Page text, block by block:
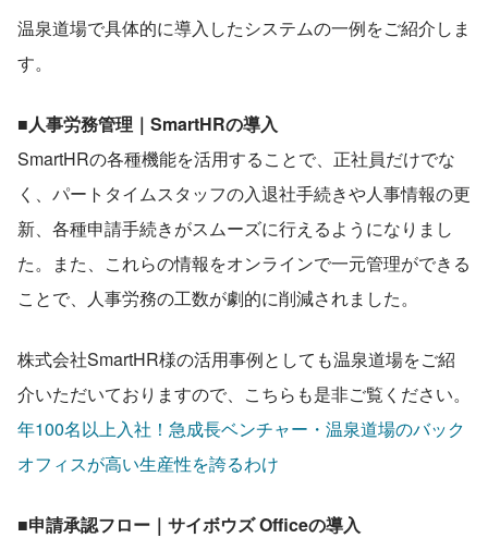
温泉道場で具体的に導入したシステムの一例をご紹介しま
す。
■人事労務管理｜SmartHRの導入
SmartHRの各種機能を活用することで、正社員だけでな
く、パートタイムスタッフの入退社手続きや人事情報の更
新、各種申請手続きがスムーズに行えるようになりまし
た。また、これらの情報をオンラインで一元管理ができる
ことで、人事労務の工数が劇的に削減されました。
株式会社SmartHR様の活用事例としても温泉道場をご紹
介いただいておりますので、こちらも是非ご覧ください。
年100名以上入社！急成長ベンチャー・温泉道場のバック
オフィスが高い生産性を誇るわけ
■申請承認フロー｜サイボウズ Officeの導入